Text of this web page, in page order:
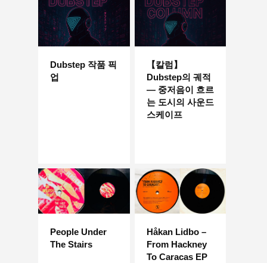
Dubstep 작품 픽
업
【칼럼】
Dubstep의 궤적
― 중저음이 흐르
는 도시의 사운드
스케이프
People Under
The Stairs
Håkan Lidbo –
From Hackney
To Caracas EP